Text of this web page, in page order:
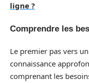
ligne ?
Comprendre les
Le premier pas vers
connaissance
comprenant les